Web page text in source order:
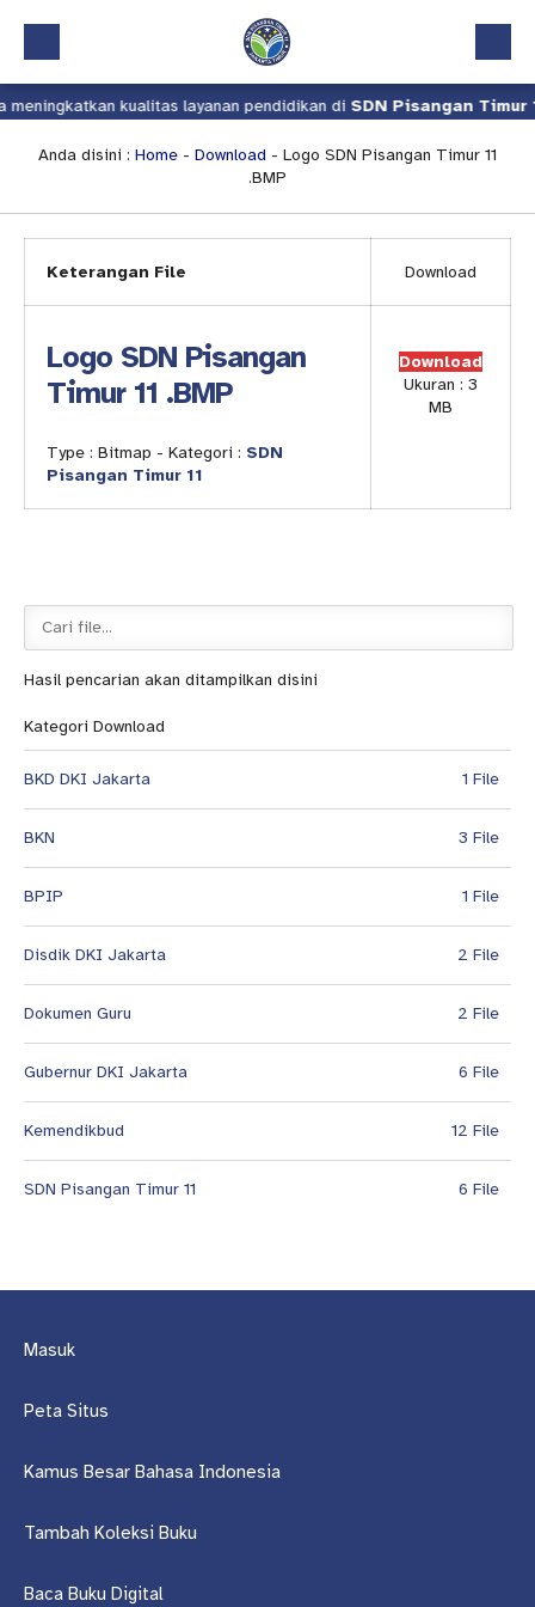
Beranda
Profil
Layanan
Pindah Sekolah
Lapor
kualitas layanan pendidikan diSDN Pisangan Timur
Anda disini : Home - Download - Logo SDN Pisangan Timur 11
.BMP
Keterangan File Download
Logo SDN Pisangan
Timur 11 .BMP
Type : Bitmap - Kategori : SDN
Pisangan Timur 11
Download
Ukuran : 3
MB
Hasil pencarian akan ditampilkan disini
Kategori Download
BKD DKI Jakarta 1 File
BKN 3 File
BPIP 1 File
Disdik DKI Jakarta 2 File
Dokumen Guru 2 File
Gubernur DKI Jakarta 6 File
Kemendikbud 12 File
SDN Pisangan Timur 11 6 File
Masuk
Peta Situs
Kamus Besar Bahasa Indonesia
Tambah Koleksi Buku
Baca Buku Digital